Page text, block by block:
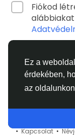
Ez a
érdekében,
az
Fiókod
alábbiakat
Már
© 2026 FreeBook •
•Kapcsolat•